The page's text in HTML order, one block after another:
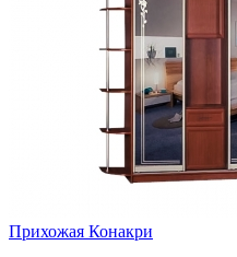
Прихожая Конакри